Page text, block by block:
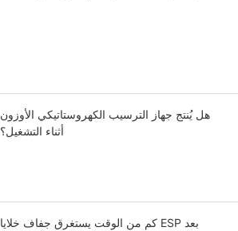
هل يُنتج جهاز الترسيب الكهروستاتيكي الأوزون
أثناء التشغيل؟
كم من الوقت يستغرق جفاف خلايا ESP بعد